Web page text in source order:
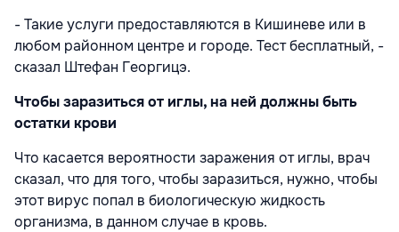
- Такие услуги предоставляются в Кишиневе или в
любом районном центре и городе. Тест бесплатный, -
сказал Штефан Георгицэ.
Чтобы заразиться от иглы, на ней должны быть
остатки крови
Что касается вероятности заражения от иглы, врач
сказал, что для того, чтобы заразиться, нужно, чтобы
этот вирус попал в биологическую жидкость
организма, в данном случае в кровь.